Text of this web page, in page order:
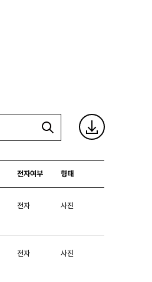
전자여부 형태
전자 사진
전자 사진